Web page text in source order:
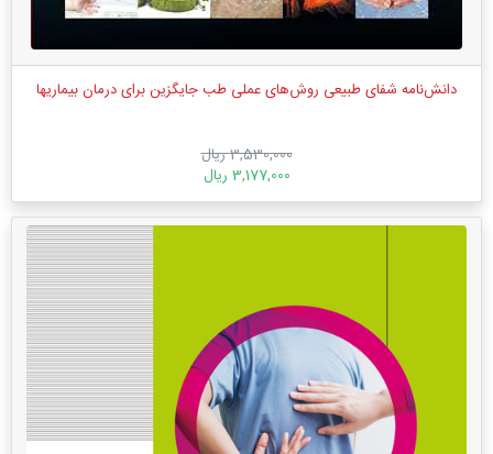
دانش‌نامه شفای طبیعی روش‌های عملی طب جایگزین برای درمان بیماریها
3,530,000 ریال
3,177,000 ریال